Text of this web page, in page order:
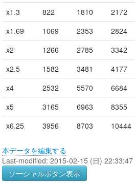
x1.3 822 1810 2172
x1.69
1069 2353 2824
x2
1266 2785 3342
x2.5
1582 3481 4177
x4
2532 5570 6684
x5
3165 6963 8355
x6.25
3956 8703 10444
本データを編集する
Last-modified: 2015-02-15 (日)
ソーシャルボタン表示